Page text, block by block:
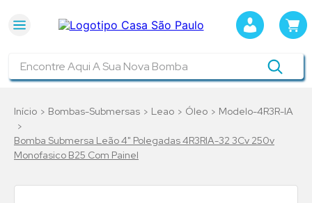
Bombas-Submersas Leao Óleo Modelo-4R3R-IA
Bomba Submersa Leão 4" Polegadas 4R3RIA-32 3Cv 250v
Monofasico B25 Com Painel